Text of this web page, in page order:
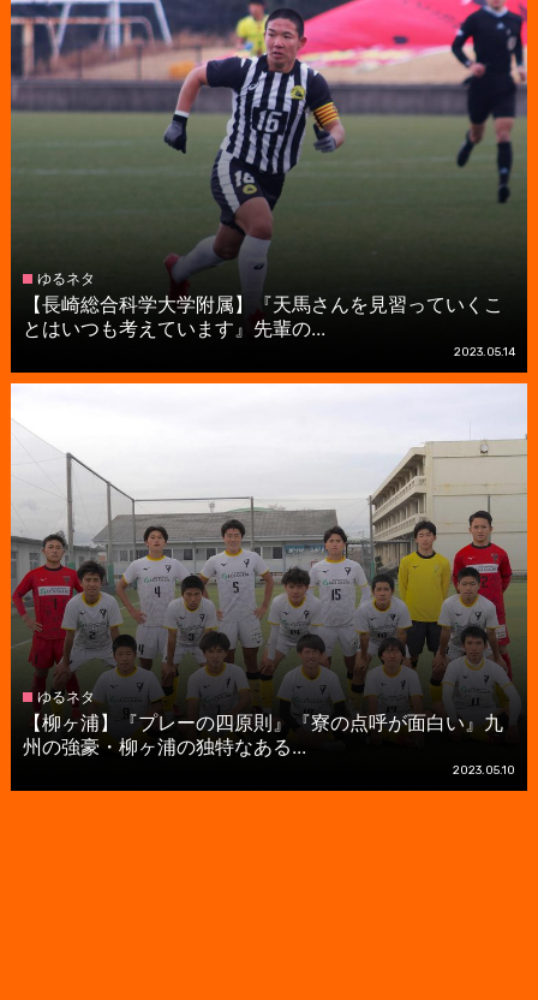
ゆるネタ
【長崎総合科学大学附属】『天馬さんを見習っていくこ
とはいつも考えています』先輩の...
2023.05.14
ゆるネタ
【柳ヶ浦】『プレーの四原則』『寮の点呼が面白い』九
州の強豪・柳ヶ浦の独特なある...
2023.05.10